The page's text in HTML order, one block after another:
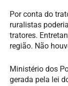
Por conta do
ruralistas
tratores.
região. Não
Ministério dos
gerada pela lei